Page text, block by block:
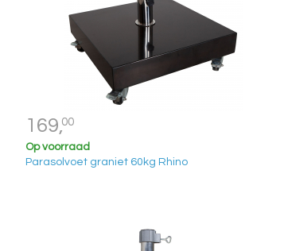
169,00
Op voorraad
Parasolvoet graniet 60kg Rhino